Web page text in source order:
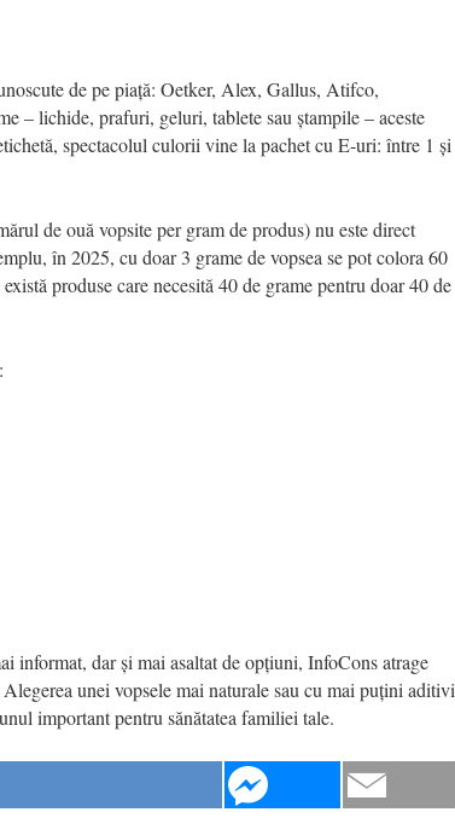
de pe piață: Oetker, Alex, Gallus, Atifco,
– lichide, prafuri, geluri, tablete sau ștampile – aceste
spectacolul culorii vine la pachet cu E-uri: între 1 și
de ouă vopsite per gram de produs) nu este direct
în 2025, cu doar 3 grame de vopsea se pot colora 60
produse care necesită 40 de grame pentru doar 40 de
informat, dar și mai asaltat de opțiuni, InfoCons atrage
unei vopsele mai naturale sau cu mai puțini aditivi
important pentru sănătatea familiei tale.